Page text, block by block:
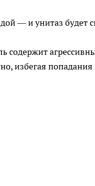
— и унитаз будет
содержит
избегая